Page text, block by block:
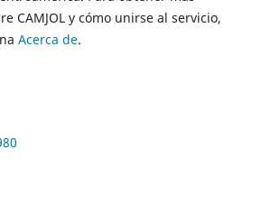
CAMJOL y cómo unirse al servicio,
Acerca de.